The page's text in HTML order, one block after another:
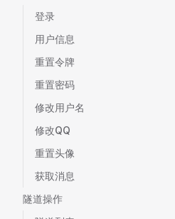
登录
用户信息
重置令牌
重置密码
修改用户名
修改QQ
重置头像
获取消息
隧道操作